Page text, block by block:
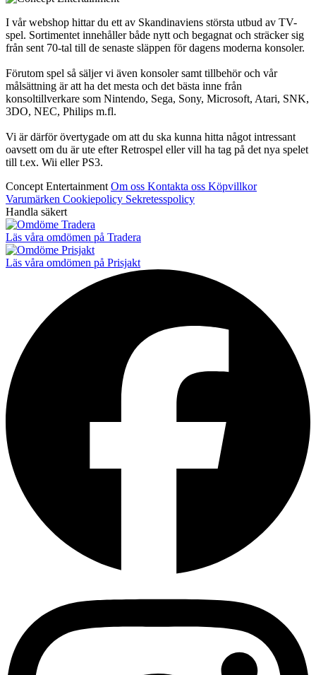
I vår webshop hittar du ett av Skandinaviens största utbud av TV-
spel. Sortimentet innehåller både nytt och begagnat och sträcker sig
från sent 70-tal till de senaste släppen för dagens moderna konsoler.
Förutom spel så säljer vi även konsoler samt tillbehör och vår
målsättning är att ha det mesta och det bästa inne från
konsoltillverkare som Nintendo, Sega, Sony, Microsoft, Atari, SNK,
3DO, NEC, Philips m.fl.
Vi är därför övertygade om att du ska kunna hitta något intressant
oavsett om du är ute efter Retrospel eller vill ha tag på det nya spelet
till t.ex. Wii eller PS3.
Concept Entertainment Om oss Kontakta oss Köpvillkor
Varumärken Cookiepolicy Sekretesspolicy
Handla säkert
Läs våra omdömen på Tradera
Läs våra omdömen på Prisjakt